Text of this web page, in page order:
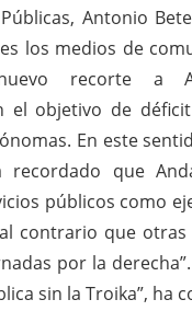
Antonio
los medios de
recorte a
el objetivo de
En este
recordado que
públicos como
contrario que otras
por la
sin la Troika”, ha